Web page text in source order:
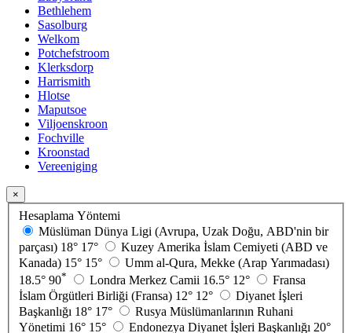
Bethlehem
Sasolburg
Welkom
Potchefstroom
Klerksdorp
Harrismith
Hlotse
Maputsoe
Viljoenskroon
Fochville
Kroonstad
Vereeniging
×
Hesaplama Yöntemi
Müslüman Dünya Ligi (Avrupa, Uzak Doğu, ABD'nin bir
parçası) 18° 17°
Kuzey Amerika İslam Cemiyeti (ABD ve
Kanada) 15° 15°
Umm al-Qura, Mekke (Arap Yarımadası)
18.5° 90* Londra Merkez Camii 16.5° 12°
Fransa
İslam Örgütleri Birliği (Fransa) 12° 12°
Diyanet İşleri
Başkanlığı 18° 17°
Rusya Müslümanlarının Ruhani
Yönetimi 16° 15° Endonezya Diyanet İşleri Başkanlığı 20°